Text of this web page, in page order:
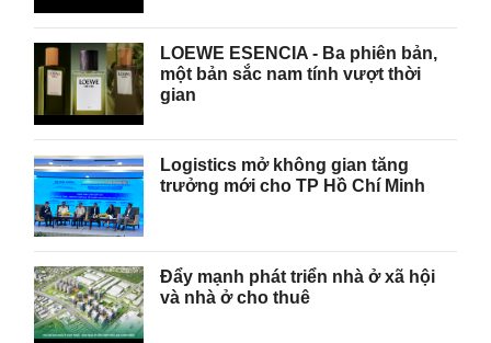
LOEWE ESENCIA - Ba phiên bản,
một bản sắc nam tính vượt thời
gian
Logistics mở không gian tăng
trưởng mới cho TP Hồ Chí Minh
Đẩy mạnh phát triển nhà ở xã hội
và nhà ở cho thuê